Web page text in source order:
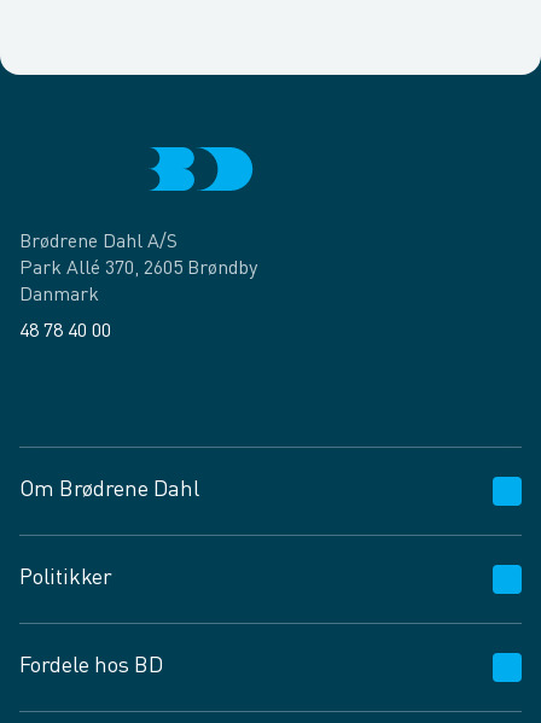
Brødrene Dahl A/S
Park Allé 370, 2605 Brøndby
Danmark
48 78 40 00
Om Brødrene Dahl
Vagttelefon 30 10 89 89
Spørgsmål og svar
Job og karriere
Fødevarekontrolrapport
Politikker
Privatlivspolitik
Cookies
Fordele hos BD